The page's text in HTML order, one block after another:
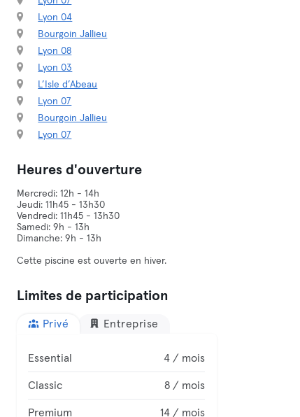
Lyon 04
Bourgoin Jallieu
Lyon 08
Lyon 03
L’Isle d’Abeau
Lyon 07
Bourgoin Jallieu
Lyon 07
Heures d'ouverture
Mercredi: 12h - 14h
Jeudi: 11h45 - 13h30
Vendredi: 11h45 - 13h30
Samedi: 9h - 13h
Dimanche: 9h - 13h
Cette piscine est ouverte en hiver.
Limites de participation
Privé Entreprise
Essential 4 / mois
Classic 8 / mois
Premium 14 / mois